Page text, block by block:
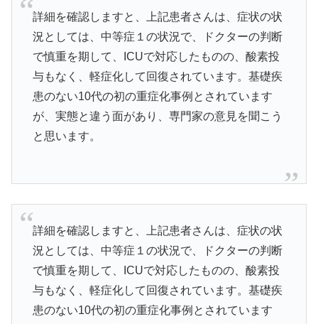
詳細を確認しますと、上記患者さんは、症状の状
況としては、中等症１の状況で、ドクターの判断
で慎重を期して、ICUで対応したものの、酸素投
与もなく、軽症化して回復されています。基礎疾
患のない10代の初の重症化事例とされています
が、実態と違う面があり、専門家の意見を聞こう
と思います。
詳細を確認しますと、上記患者さんは、症状の状
況としては、中等症１の状況で、ドクターの判断
で慎重を期して、ICUで対応したものの、酸素投
与もなく、軽症化して回復されています。基礎疾
患のない10代の初の重症化事例とされています